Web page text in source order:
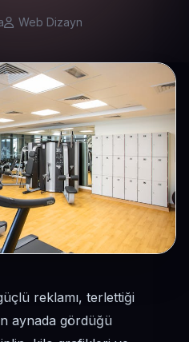
Web Dizayn
reklamı, terlettiği
aynada gördüğü